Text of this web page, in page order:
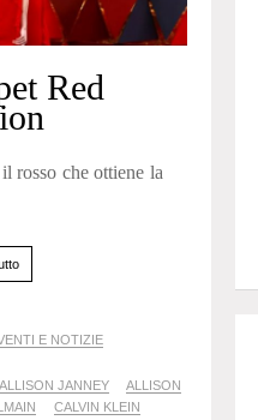
Red
rosso che ottiene la
E NOTIZIE
ALLISON JANNEY
ALLISON
CALVIN KLEIN